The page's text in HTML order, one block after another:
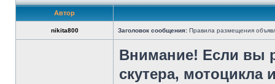
Автор
nikita800 Заголовок сообщения: Правила размещения
Внимание! Если вы
скутера, мотоцикла